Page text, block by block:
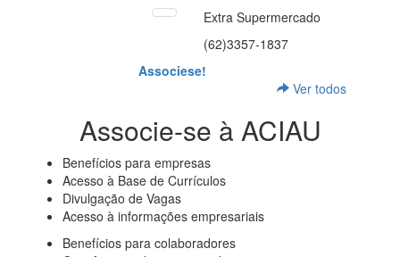
Extra Supermercado
(62)3357-1837
Associese!
Ver todos
Associe-se à ACIAU
Benefícios para empresas
Acesso à Base de Currículos
Divulgação de Vagas
Acesso à informações empresariais
Benefícios para colaboradores